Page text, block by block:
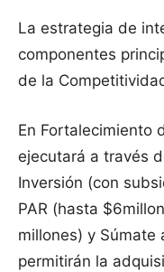
La estrategia de
componentes
de la
En Fortalecimiento
ejecutará a través
Inversión (con
PAR (hasta
millones) y Súmate
permitirán la